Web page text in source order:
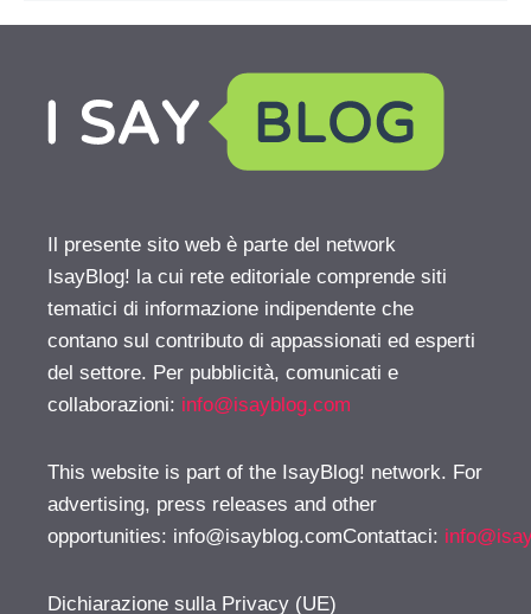
Il presente sito web è parte del network
IsayBlog! la cui rete editoriale comprende siti
tematici di informazione indipendente che
contano sul contributo di appassionati ed esperti
del settore. Per pubblicità, comunicati e
collaborazioni: info@isayblog.com
This website is part of the IsayBlog! network. For
advertising, press releases and other
opportunities: info@isayblog.comContattaci:
Dichiarazione sulla Privacy (UE)